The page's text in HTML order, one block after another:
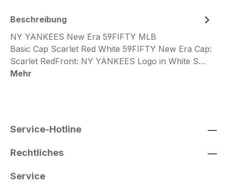
Beschreibung
NY YANKEES New Era 59FIFTY MLB
Basic Cap Scarlet Red White 59FIFTY New Era Cap:
Scarlet RedFront: NY YANKEES Logo in White S…
Mehr
Service-Hotline
Rechtliches
Service